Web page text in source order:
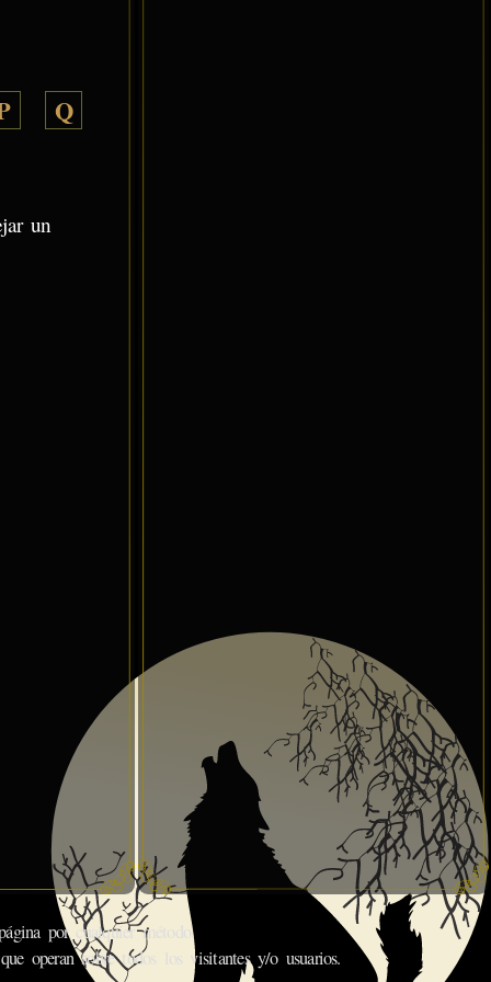
Q
un
por cualquier método.
operan sobre todos los visitantes y/o usuarios.